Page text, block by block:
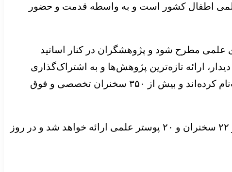
علمی اطفال کشور است و به واسطه قدمت و حضور
علمی مطرح شود و پژوهشگران در کنار اساتید
ارائه تازه‌ترین پژوهش‌ها و به اشتراک‌گذاری
تجربیات فراهم خواهد کرد. او افزود: تاکنون با وجود باقی‌ماندن دو هفته تا آغاز کنگره، بیش از ۷۰۰ نفر ثبت‌نام کرده‌اند و بیش از ۳۵۰ سخنران تخصصی و فوق
شیرزادی ادامه داد: این کنگره که بزرگ‌ترین رویداد علمی طب کودکان کشور است، در بخش پرستاری نیز ۲۲ سخنران و ۲۰ پوستر علمی ارائه خواهد شد و در روز